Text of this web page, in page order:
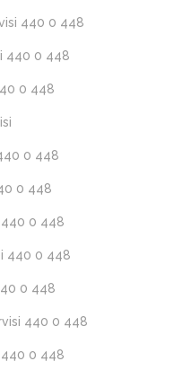
440 0 448
440 0 448
0 448
0 448
0 448
0 448
440 0 448
0 448
440 0 448
440 0 448